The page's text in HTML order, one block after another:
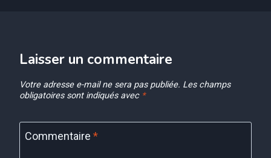
Laisser un commentaire
Votre adresse e-mail ne sera pas publiée. Les champs
obligatoires sont indiqués avec *
Commentaire *